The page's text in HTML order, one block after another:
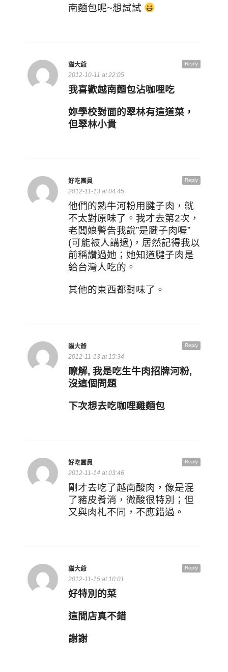
南麵包呢~想試試
Reply
貓大爺
2012-10-11 at 22:05
我喜歡越南麵包沾咖哩吃
妳學校對面的翠林有這道菜，
但翠林小貴
Reply
好吃團員
2012-11-13 at 04:45
他們的熟牛河粉用腱子肉，就
不太對原味了。我才去第2次，
老闆娘警告我說”是腱子肉喔”
(可能被人講過)，居然記得我以
前稱讚過她；她知道腱子肉是
給台灣人吃的。
其他的東西都對味了。
Reply
貓大爺
2012-11-13 at 15:34
瞭解, 我是吃生牛肉招牌河粉,
沒這個問題
下次想去吃咖哩雞麵包
Reply
好吃團員
2012-11-14 at 03:46
剛才去吃了越南酸肉，像是混
了豬皮肴消，微酸很特別；但
又與肉札不同，不應錯過。
Reply
貓大爺
2012-11-15 at 10:01
好特別的菜
這間店真不錯
謝謝